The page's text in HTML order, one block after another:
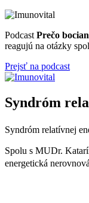
Podcast Prečo
reagujú na otázky
Prejsť na podcast
Syndróm
Syndróm relatívnej
Spolu s MUDr.
energetická